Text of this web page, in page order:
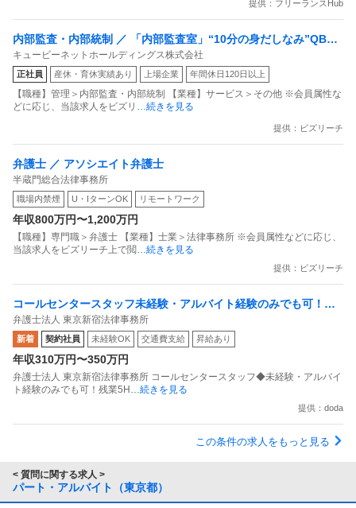
提供：フリーランスHub
内部監査・内部統制 ／ 「内部監査室」“10分の身だしなみ”QBハ
ウスの業務監査／プライム上場G
キュービーネットホールディングス株式会社
正社員 産休・育休実績あり 上場企業 年間休日120日以上
【職種】管理＞内部監査・内部統制 【業種】サービス＞その他 ※会員属性な
どに応じ、当該求人をビズリ …続きを見る
提供：ビズリーチ
弁護士 ／ アソシエイト弁護士
半蔵門総合法律事務所
職場内禁煙 U・IターンOK リモートワーク
年収800万円〜1,200万円
【職種】専門職＞弁護士 【業種】士業＞法律事務所 ※会員属性などに応じ、
当該求人をビズリーチ上で閲…続きを見る
提供：ビズリーチ
コールセンタースタッフ未経験・アルバイト経験のみでも可！残
業5H／法律知識身につく
弁護士法人 東京新宿法律事務所
新着 契約社員 未経験OK 交通費支給 昇給あり
年収310万円〜350万円
弁護士法人 東京新宿法律事務所 コールセンタースタッフ◆未経験・アルバイ
ト経験のみでも可！残業5H …続きを見る
提供：doda
この条件の求人をもっと見る
< 質問に関する求人 >
パート・アルバイト（東京都）